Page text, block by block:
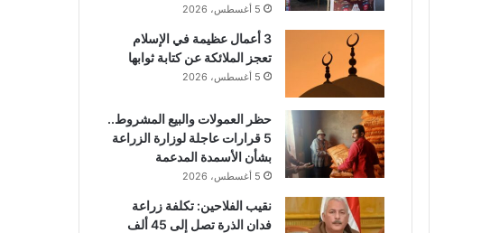
5 أغسطس، 2026
3 أعمال عظيمة في الإسلام
تعجز الملائكة عن كتابة ثوابها
5 أغسطس، 2026
حظر العمولات والبيع المشروط..
5 قرارات عاجلة لوزارة الزراعة
بشأن الأسمدة المدعمة
5 أغسطس، 2026
نقيب الفلاحين: تكلفة زراعة
فدان الذرة تصل إلى 45 ألف